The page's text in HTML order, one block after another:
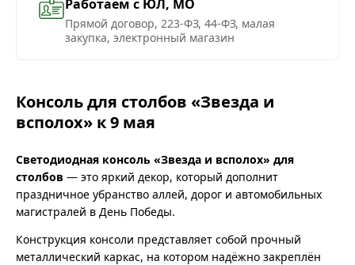
Работаем с ЮЛ, МО
Прямой договор, 223-ФЗ, 44-ФЗ, малая
закупка, электронный магазин
Консоль для столбов «Звезда и
всполох» к 9 мая
Светодиодная консоль «Звезда и всполох» для
столбов — это яркий декор, который дополнит
праздничное убранство аллей, дорог и автомобильных
магистралей в День Победы.
Конструкция консоли представляет собой прочный
металлический каркас, на котором надёжно закреплён